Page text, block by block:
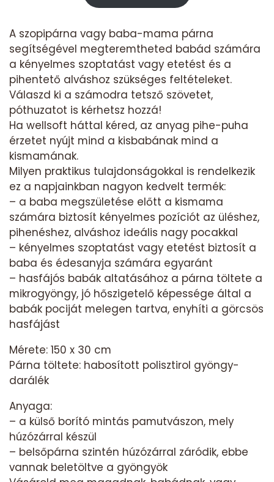
A szopipárna vagy baba-mama párna
segítségével megteremtheted babád számára
a kényelmes szoptatást vagy etetést és a
pihentető alváshoz szükséges feltételeket.
Válaszd ki a számodra tetsző szövetet,
póthuzatot is kérhetsz hozzá!
Ha wellsoft háttal kéred, az anyag pihe-puha
érzetet nyújt mind a kisbabának mind a
kismamának.
Milyen praktikus tulajdonságokkal is rendelkezik
ez a napjainkban nagyon kedvelt termék:
– a baba megszületése előtt a kismama
számára biztosít kényelmes pozíciót az üléshez,
pihenéshez, alváshoz ideális nagy pocakkal
– kényelmes szoptatást vagy etetést biztosít a
baba és édesanyja számára egyaránt
– hasfájós babák altatásához a párna töltete a
mikrogyöngy, jó hőszigetelő képessége által a
babák pociját melegen tartva, enyhíti a görcsös
hasfájást
Mérete: 150 x 30 cm
Párna töltete: habosított polisztirol gyöngy-
darálék
Anyaga:
– a külső borító mintás pamutvászon, mely
húzózárral készül
– belsőpárna szintén húzózárral záródik, ebbe
vannak beletöltve a gyöngyök